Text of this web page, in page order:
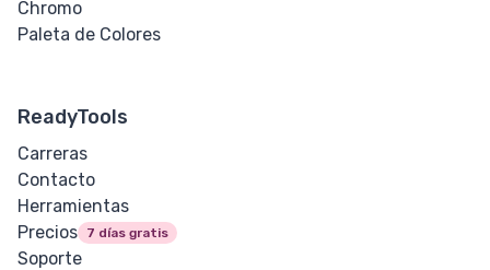
Chromo
Paleta de Colores
ReadyTools
Carreras
Contacto
Herramientas
Precios
7 días gratis
Soporte